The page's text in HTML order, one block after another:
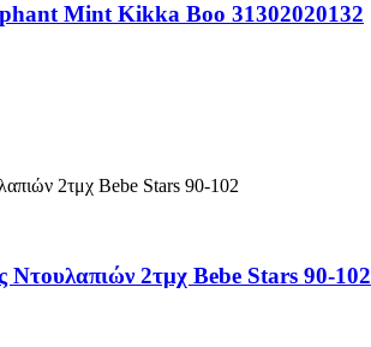
Mint Kikka Boo 31302020132
Ντουλαπιών 2τμχ Bebe Stars 90-102